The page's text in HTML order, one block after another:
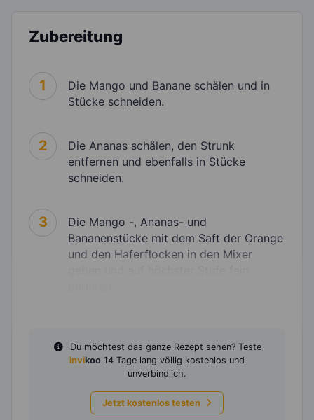
Zubereitung
1
Die Mango und Banane schälen und in
Stücke schneiden.
2
Die Ananas schälen, den Strunk
entfernen und ebenfalls in Stücke
schneiden.
3
Die Mango -, Ananas- und
Bananenstücke mit dem Saft der Orange
und den Haferflocken in den Mixer
Du möchtest das ganze Rezept sehen? Teste
invikoo 14 Tage lang völlig kostenlos und
unverbindlich.
Jetzt kostenlos testen